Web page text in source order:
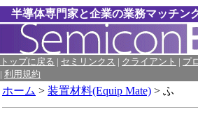
半導体専門家と企業の業務マッチン
トップに戻る | セミリンクス | クライアント | プ
| 利用規約
ホーム > 装置材料(Equip Mate) > ふ